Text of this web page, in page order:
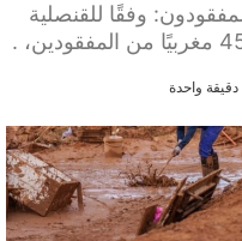
وفقًا للقنصلية
دقيقة واحدة